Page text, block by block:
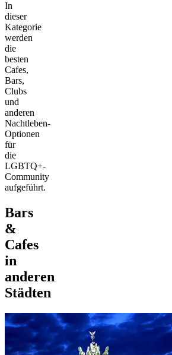
In
dieser
Kategorie
werden
die
besten
Cafes,
Bars,
Clubs
und
anderen
Nachtleben-
Optionen
für
die
LGBTQ+-
Community
aufgeführt.
Bars
&
Cafes
in
anderen
Städten